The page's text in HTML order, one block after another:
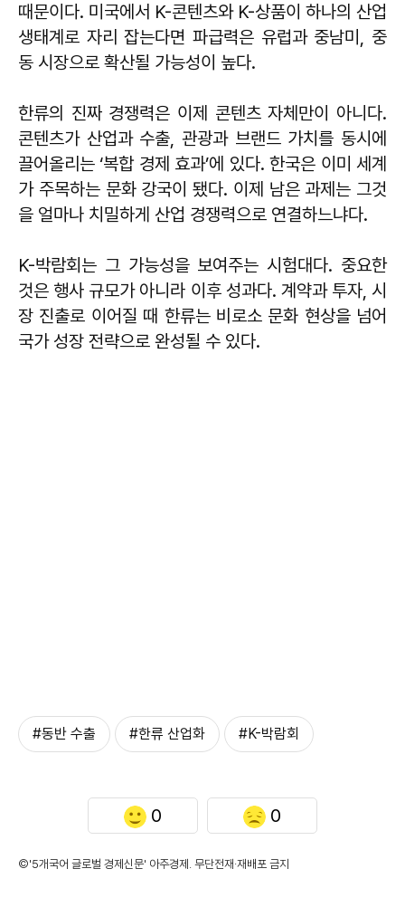
때문이다. 미국에서 K-콘텐츠와 K-상품이 하나의 산업
생태계로 자리 잡는다면 파급력은 유럽과 중남미, 중
동 시장으로 확산될 가능성이 높다.
한류의 진짜 경쟁력은 이제 콘텐츠 자체만이 아니다.
콘텐츠가 산업과 수출, 관광과 브랜드 가치를 동시에
끌어올리는 ‘복합 경제 효과’에 있다. 한국은 이미 세계
가 주목하는 문화 강국이 됐다. 이제 남은 과제는 그것
을 얼마나 치밀하게 산업 경쟁력으로 연결하느냐다.
K-박람회는 그 가능성을 보여주는 시험대다. 중요한
것은 행사 규모가 아니라 이후 성과다. 계약과 투자, 시
장 진출로 이어질 때 한류는 비로소 문화 현상을 넘어
국가 성장 전략으로 완성될 수 있다.
#동반 수출 #한류 산업화 #K-박람회
0 0
©'5개국어 글로벌 경제신문' 아주경제. 무단전재·재배포 금지